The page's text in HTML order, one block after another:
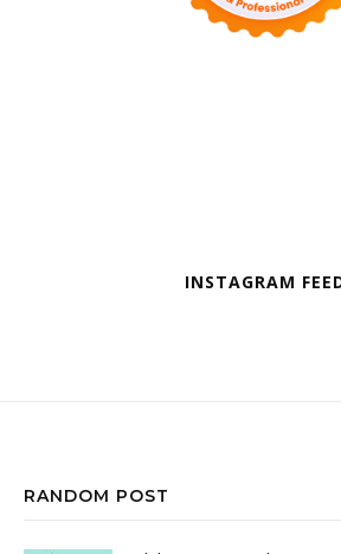
INSTAGRAM
RANDOM POST